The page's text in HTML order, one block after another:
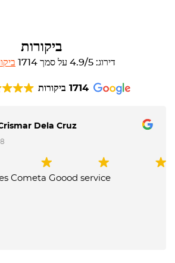
ביקורות
דירוג: 4.9/5 על סמך 1714
1714 ביקורות
Dela Cruz
Cometa Goood service